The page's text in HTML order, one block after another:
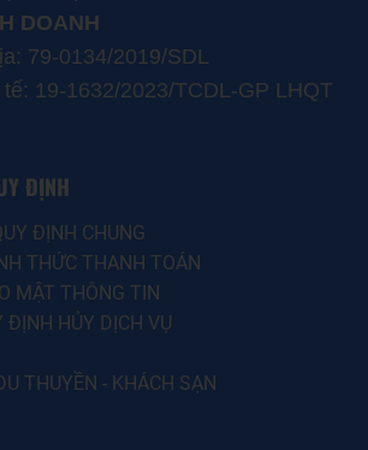
DOANH
79-0134/2019/SDL
tế: 19-1632/2023/TCDL-GP LHQT
ĐỊNH
ĐỊNH CHUNG
THỨC THANH TOÁN
MẬT THÔNG TIN
ĐỊNH HỦY DỊCH VỤ
THUYỀN - KHÁCH SẠN